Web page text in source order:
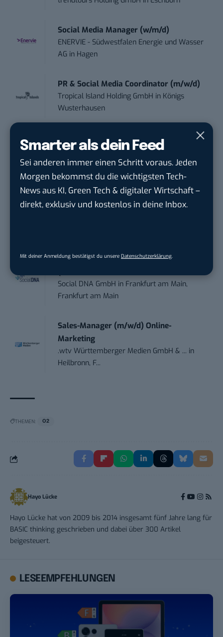
Smarter als dein Feed
Sei anderen immer einen Schritt voraus. Jeden
Morgen bekommst du die wichtigsten Tech-
News aus KI, Green Tech & digitaler Wirtschaft –
direkt, exklusiv und kostenlos in deine Inbox.
Mit deiner Anmeldung bestätigst du unsere Datenschutzerklärung
Social Media Manager (w/m/d)
ENERVIE - Südwestfalen Energie und Wasser
AG in Hagen
PR & Social Media Coordinator (m/w/d)
Tropical Island Holding GmbH in Königs
Wusterhausen
Performance Marketing Manager
Schwerpunkt Pai...
EDEKA Südwest Stiftung & Co. KGin
Offenburg
PR & Social Media Coordinator (m/w/d)
Social Media Consultant & Account Lead
Social DNA GmbH in Frankfurt am Main,
Frankfurt am Main
Sales-Manager (m/w/d) Online-
Marketing
.wtv Württemberger Medien GmbH & ... in
Heilbronn, F...
THEMEN: O2
Hayo Lücke
Hayo Lücke hat von 2009 bis 2014 insgesamt fünf Jahre lang für
BASIC thinking geschrieben und dabei über 300 Artikel
beigesteuert.
LESEEMPFEHLUNGEN